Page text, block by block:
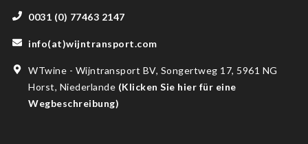
0031 (0) 77463 2147
info(at)wijntransport.com
WTwine - Wijntransport BV, Songertweg 17, 5961 NG
Horst, Niederlande (Klicken Sie hier für eine
Wegbeschreibung)